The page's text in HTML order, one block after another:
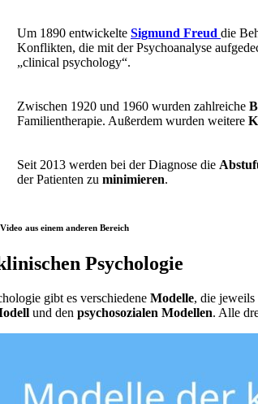
Um 1890 entwickelte Sigmund Freud die
Konflikten, die mit der Psychoanalyse
„clinical psychology“.
Zwischen 1920 und 1960 wurden zahlreiche
Familientherapie. Außerdem wurden weitere
Seit 2013 werden bei der Diagnose die
der Patienten zu minimieren.
aus einem anderen Bereich
Psychologie
gibt es verschiedene Modelle, die jeweils
und den psychosozialen Modellen. Alle